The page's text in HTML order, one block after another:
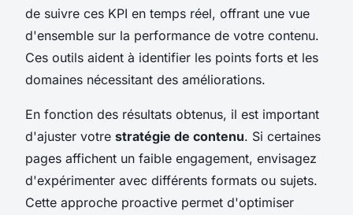
de suivre ces KPI en temps réel, offrant une vue
d'ensemble sur la performance de votre contenu.
Ces outils aident à identifier les points forts et les
domaines nécessitant des améliorations.
En fonction des résultats obtenus, il est important
d'ajuster votre stratégie de contenu. Si certaines
pages affichent un faible engagement, envisagez
d'expérimenter avec différents formats ou sujets.
Cette approche proactive permet d'optimiser